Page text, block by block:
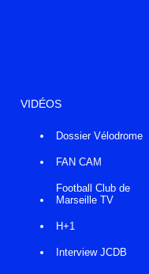
VIDÉOS
Dossier Vélodrome
FAN CAM
Football Club de
Marseille TV
H+1
Interview JCDB